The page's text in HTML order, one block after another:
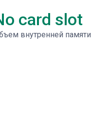
card slot
внутренней памяти